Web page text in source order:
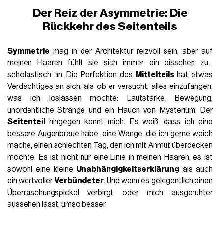
Der Reiz der Asymmetrie: Die
Rückkehr des Seitenteils
Symmetrie mag in der Architektur reizvoll sein, aber auf
meinen Haaren fühlt sie sich immer ein bisschen zu...
scholastisch an. Die Perfektion des
Mittelteilshat etwas
Verdächtiges an sich, als ob er versucht, alles einzufangen,
was ich loslassen möchte: Lautstärke, Bewegung,
unordentliche Stränge und ein Hauch von Mysterium. Der
Seitenteil
hingegen kennt mich. Es weiß, dass ich eine
bessere Augenbraue habe, eine Wange, die ich gerne weich
mache, einen schlechten Tag, den ich mit Anmut überdecken
möchte. Es ist nicht nur eine Linie in meinen Haaren, es ist
sowohl eine kleine Unabhängigkeitserklärung als auch
ein wertvollerVerbündeter. Und wenn es gelegentlich einen
Überraschungspickel verbirgt oder mich ausgeruhter
aussehen lässt, umso besser.